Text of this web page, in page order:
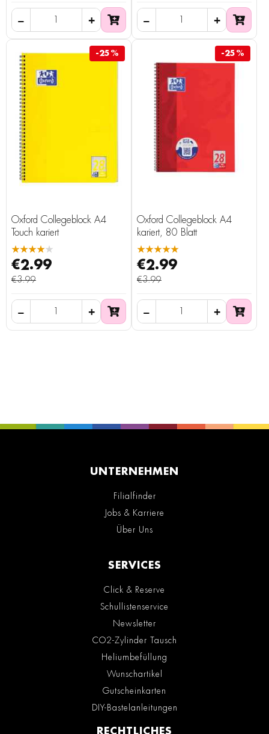
Oxford Collegeblock A4
Touch kariert
★★★★★
€2.99
€3.99
-25%
Oxford Collegeblock A4
kariert, 80 Blatt
★★★★★
€2.99
€3.99
-25%
UNTERNEHMEN
Filialfinder
Jobs & Karriere
Über Uns
SERVICES
Click & Reserve
Schullistenservice
Newsletter
CO2-Zylinder Tausch
Heliumbefüllung
Wunschartikel
Gutscheinkarten
DIY-Bastelanleitungen
RECHTLICHES